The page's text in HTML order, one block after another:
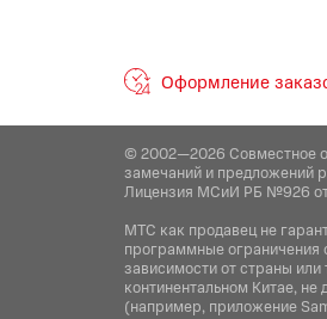
Оформление
© 2002—2026 Совместное
замечаний и предложений
Лицензия МСиИ РБ №926 от
МТС как продавец не
программные ограничения
зависимости от страны
континентальном Китае,
(например, приложение